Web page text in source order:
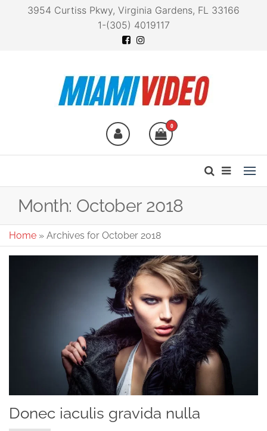
3954 Curtiss Pkwy, Virginia Gardens, FL 33166
1-(305) 4019117
fingertips0
Month: October 2018
Home » Archives for October 2018
Donec iaculis gravida nulla